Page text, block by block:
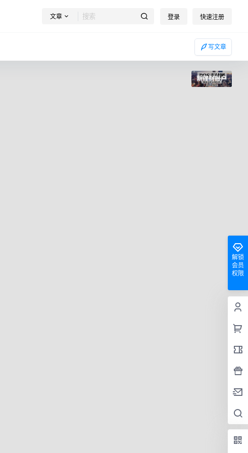
文章 登录 快速注册
写文章
新理财账户
解锁
会员
权限